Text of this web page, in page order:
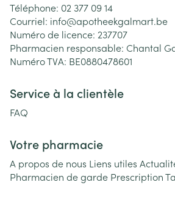
Téléphone: 02 377 09 14
Courriel: info@apotheekgalmart.be
Numéro de licence: 237707
Pharmacien responsable: Chantal
Numéro TVA: BE0880478601
Service à la clientèle
FAQ
Votre pharmacie
A propos de nous Liens utiles
Pharmacien de garde Prescription